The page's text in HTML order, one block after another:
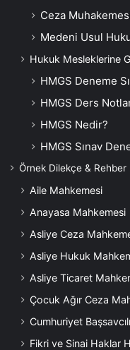
Ceza
Medeni Usul
Hukuk Mesleklerine
HMGS Deneme
HMGS Ders
HMGS Nedir?
HMGS Sınav
Örnek Dilekçe & Rehber
Aile Mahkemesi
Anayasa Mahkemesi
Asliye Ceza
Asliye Hukuk
Asliye Ticaret
Çocuk Ağır Ceza
Cumhuriyet
Fikri ve Sinai Haklar